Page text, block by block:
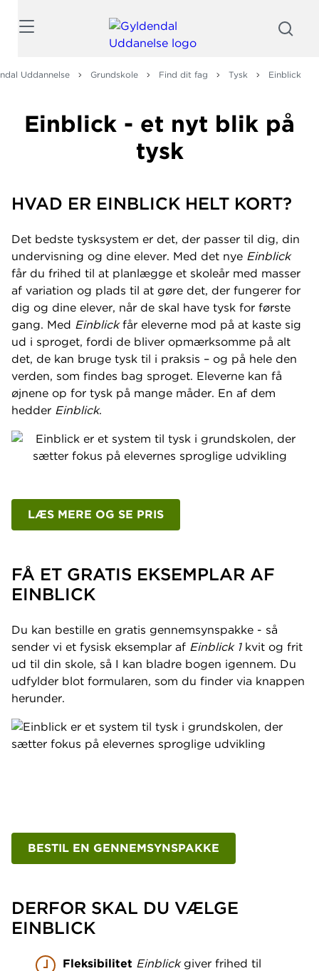
Uddannelse Grundskole Find dit fag Tysk Einblick
Einblick - et nyt blik på
tysk
HVAD ER EINBLICK HELT KORT?
Det bedste tysksystem er det, der passer til dig, din
undervisning og dine elever. Med det nye Einblick
får du frihed til at planlægge et skoleår med masser
af variation og plads til at gøre det, der fungerer for
dig og dine elever, når de skal have tysk for første
gang. Med Einblickfår eleverne mod på at kaste sig
ud i sproget, fordi de bliver opmærksomme på alt
det, de kan bruge tysk til i praksis – og på hele den
verden, som findes bag sproget. Eleverne kan få
øjnene op for tysk på mange måder. En af dem
hedder Einblick.
LÆS MERE OG SE PRIS
FÅ ET GRATIS EKSEMPLAR AF
EINBLICK
Du kan bestille en gratis gennemsynspakke - så
sender vi et fysisk eksemplar af Einblick 1kvit og frit
ud til din skole, så I kan bladre bogen igennem. Du
udfylder blot formularen, som du finder via knappen
herunder.
BESTIL EN GENNEMSYNSPAKKE
DERFOR SKAL DU VÆLGE
EINBLICK
Fleksibilitet Einblickgiver frihed til